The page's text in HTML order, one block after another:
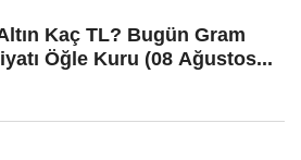
Kaç TL? Bugün Gram
Öğle Kuru (08 Ağustos...